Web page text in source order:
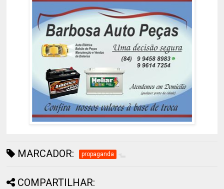
MARCADOR: propaganda
COMPARTILHAR: